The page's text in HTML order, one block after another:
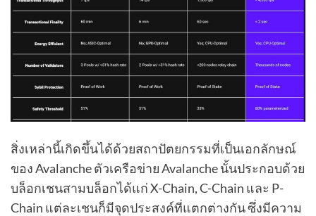
สิ่งเหล่านี้เกิดขึ้นได้ด้วยสถาปัตยกรรมที่เป็นเอกลักษณ์
ของ Avalanche ตัวเครือข่าย Avalanche นั้นประกอบด้วย
บล็อกเชนสามบล็อกได้แก่ X-Chain, C-Chain และ P-
Chain แต่ละเชนก็มีจุดประสงค์ที่แตกต่างกัน ซึ่งมีความ